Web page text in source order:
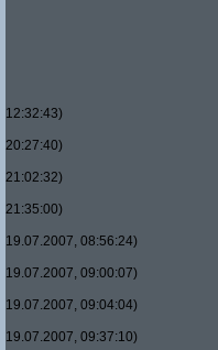
12:32:43)
20:27:40)
21:02:32)
21:35:00)
19.07.2007, 08:56:24)
19.07.2007, 09:00:07)
19.07.2007, 09:04:04)
19.07.2007, 09:37:10)